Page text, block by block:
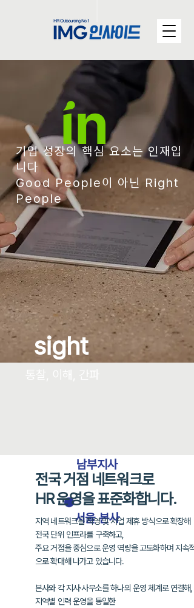
기업 성장의 핵심 요소는 인재입
니다
Good People이 아닌 Right
People
sight
​서울 본사
남부지사
전국 거점 네트워크로
HR 운영을 표준화합니다.
지역 네트워크를 직영 및 사업 제휴 방식으로 확장해
전국 단위 인프라를 구축하고,
주요 거점을 중심으로 운영 역량을 고도화하며지속적
으로 확대해 나가고 있습니다.
본사와 각 지사·사무소를 하나의 운영 체계로 연결해,
지역별 인력 운영을 동일한